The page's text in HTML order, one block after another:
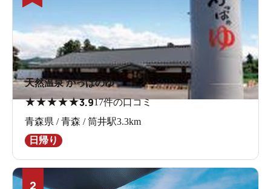
天然温泉 かっぱのゆ
★★★★★3.917件の口コミ
青森県 / 青森 / 筒井駅3.3km
日帰り
2